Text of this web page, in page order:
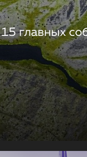
15 главных